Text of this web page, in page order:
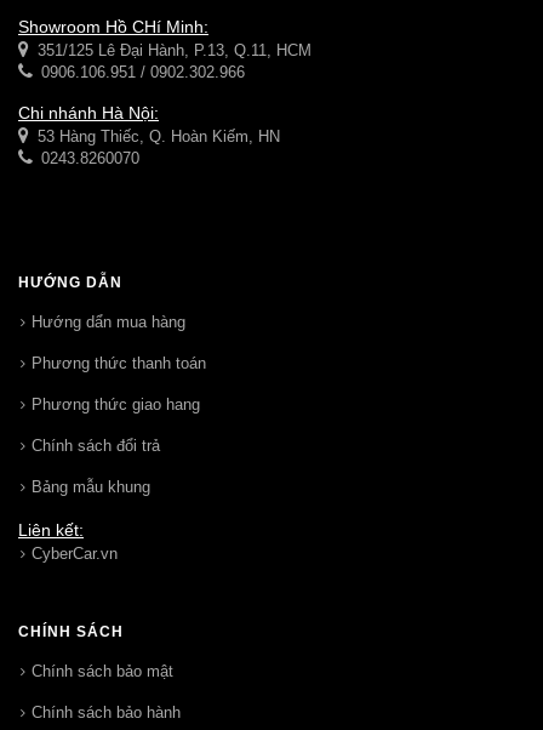
Showroom Hồ CHí Minh:
351/125 Lê Đại Hành, P.13, Q.11, HCM
0906.106.951 / 0902.302.966
Chi nhánh Hà Nội:
53 Hàng Thiếc, Q. Hoàn Kiếm, HN
0243.8260070
HƯỚNG DẪN
Hướng dẩn mua hàng
Phương thức thanh toán
Phương thức giao hang
Chính sách đổi trả
Bảng mẫu khung
Liên kết:
CyberCar.vn
CHÍNH SÁCH
Chính sách bảo mật
Chính sách bảo hành